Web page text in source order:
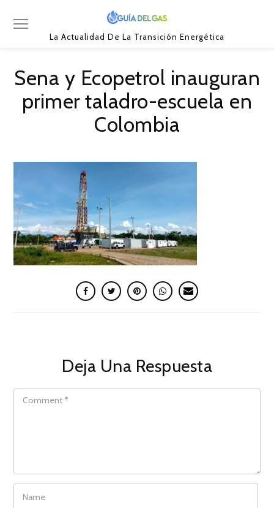
La Actualidad De La Transición Energética
Sena y Ecopetrol inauguran
primer taladro-escuela en
Colombia
Deja Una Respuesta
COMMENT
NAME